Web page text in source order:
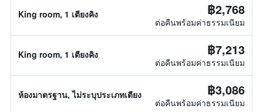
King room, 1 เตียงคิง ฿2,768
ต่อคืนพร้อมค่าธรรมเนียม
King room, 1 เตียงคิง ฿7,213
ต่อคืนพร้อมค่าธรรมเนียม
ห้องมาตรฐาน, ไม่ระบุประเภทเตียง ฿3,086
ต่อคืนพร้อมค่าธรรมเนียม